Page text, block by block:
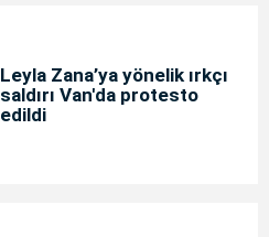
Leyla Zana’ya yönelik ırkçı
saldırı Van'da protesto
edildi